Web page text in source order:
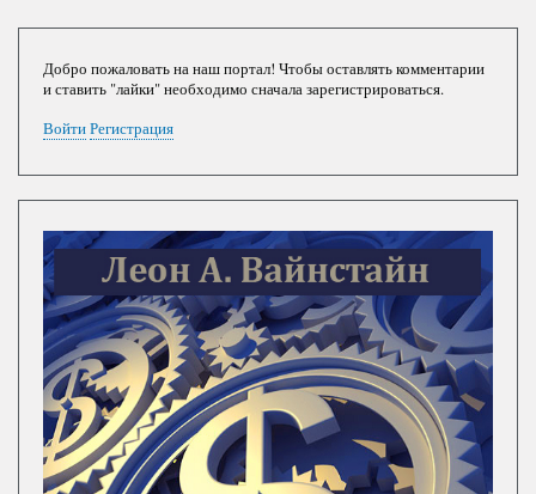
Добро пожаловать на наш портал! Чтобы оставлять комментарии
и ставить "лайки" необходимо сначала зарегистрироваться.
ВойтиРегистрация